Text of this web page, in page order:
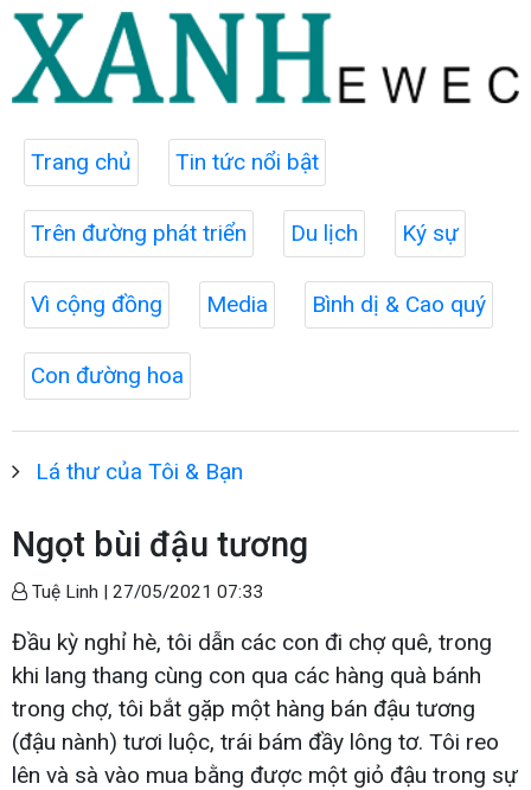
Trang chủ Tin tức nổi bật
Trên đường phát triển Du lịch Ký sự
Vì cộng đồng Media Bình dị & Cao quý
Con đường hoa
Lá thư của Tôi & Bạn
Ngọt bùi đậu tương
Tuệ Linh | 27/05/2021 07:33
Đầu kỳ nghỉ hè, tôi dẫn các con đi chợ quê, trong
khi lang thang cùng con qua các hàng quà bánh
trong chợ, tôi bắt gặp một hàng bán đậu tương
(đậu nành) tươi luộc, trái bám đầy lông tơ. Tôi reo
lên và sà vào mua bằng được một giỏ đậu trong sự